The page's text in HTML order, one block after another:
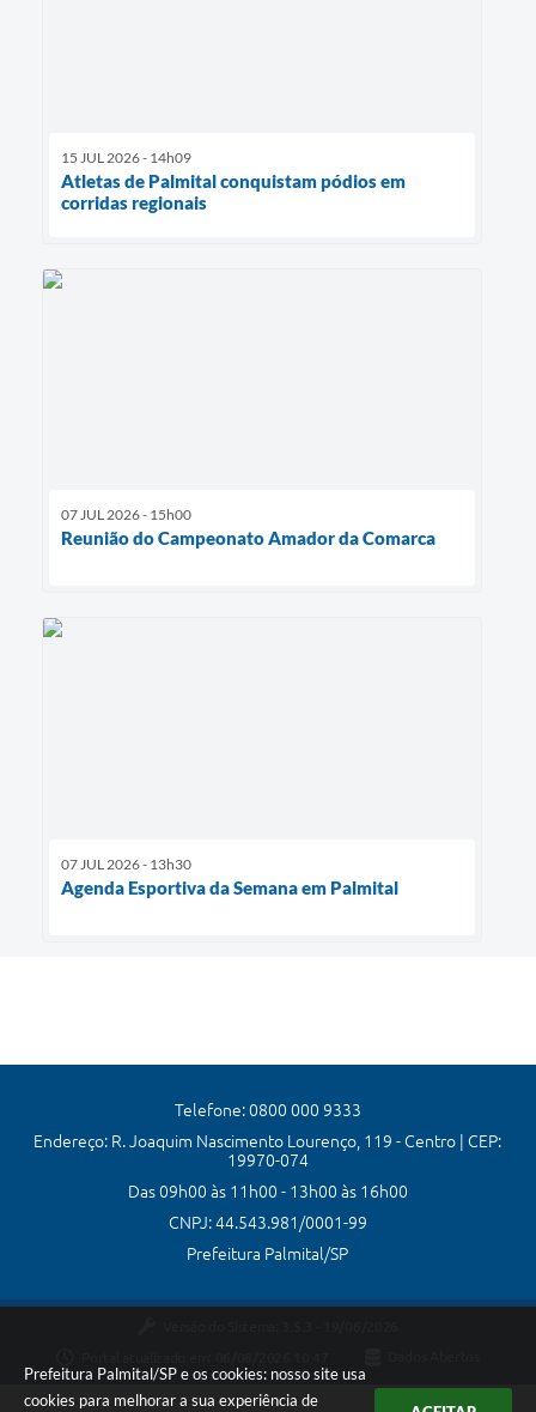
Prefeitura Palmital/SP e os cookies: nosso site usa
cookies para melhorar a sua experiência de
15 JUL 2026 - 14h09
Atletas de Palmital conquistam pódios em
corridas regionais
07 JUL 2026 - 15h00
Reunião do Campeonato Amador da Comarca
07 JUL 2026 - 13h30
Agenda Esportiva da Semana em Palmital
Telefone: 0800 000 9333
Endereço: R. Joaquim Nascimento Lourenço, 119 - Centro | CEP:
19970-074
Das 09h00 às 11h00 - 13h00 às 16h00
CNPJ: 44.543.981/0001-99
Prefeitura Palmital/SP